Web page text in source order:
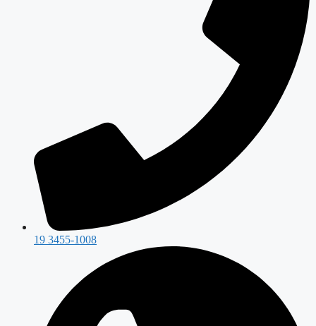
19 3455-1008